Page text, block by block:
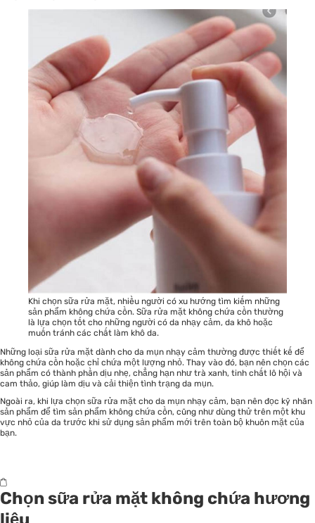
Khi chọn sữa rửa mặt, nhiều người có xu hướng tìm kiếm những
sản phẩm không chứa cồn. Sữa rửa mặt không chứa cồn thường
là lựa chọn tốt cho những người có da nhạy cảm, da khô hoặc
muốn tránh các chất làm khô da.
Những loại sữa rửa mặt dành cho da mụn nhạy cảm thường được thiết kế để
không chứa cồn hoặc chỉ chứa một lượng nhỏ. Thay vào đó, bạn nên chọn các
sản phẩm có thành phần dịu nhẹ, chẳng hạn như trà xanh, tinh chất lô hội và
cam thảo, giúp làm dịu và cải thiện tình trạng da mụn.
Ngoài ra, khi lựa chọn sữa rửa mặt cho da mụn nhạy cảm, bạn nên đọc kỹ nhãn
sản phẩm để tìm sản phẩm không chứa cồn, cũng như dùng thử trên một khu
vực nhỏ của da trước khi sử dụng sản phẩm mới trên toàn bộ khuôn mặt của
bạn.
Chọn sữa rửa mặt không chứa hương